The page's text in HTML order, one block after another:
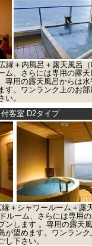
縁＋内風呂＋露天風呂（
ム、さらには専用の露
専用の露天風呂からは水
す。ワンランク上のお部
。
客室 D2タイプ
＋シャワールーム＋露
ルーム、さらには専用
ンします 。専用の露天
が望めます。ワンラン
し下さい。